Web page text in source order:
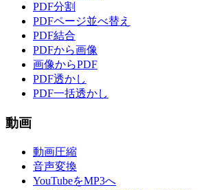
PDF分割
PDFページ並べ替え
PDF結合
PDFから画像
画像からPDF
PDF透かし
PDF一括透かし
動画
動画圧縮
音声変換
YouTubeをMP3へ